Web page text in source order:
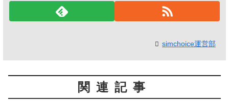
simchoice運営部
関連記事